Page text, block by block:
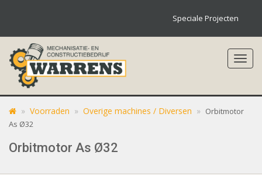
Speciale Projecten
» Voorraden » Overige machines / Diversen » Orbitmotor
As Ø32
Orbitmotor As Ø32